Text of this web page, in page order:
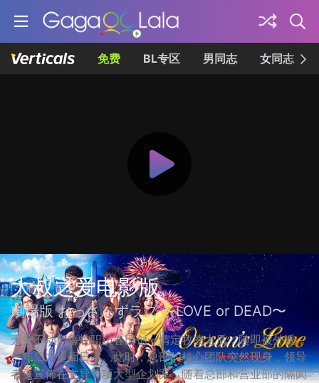
免费 BL专区 男同志 女同志
大叔之爱电影版
劇場版 おっさんずラブ 〜LOVE or DEAD〜
天空不动产鲁蛇职员春田创一情定牧凌太后，随即被外派，
一年后才重回日本。此时，总部的核心团队突然现身，领导
者更宣佈在主导一项大型企划案，随着总部和营业部的隔阂